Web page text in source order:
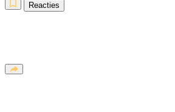
Reacties